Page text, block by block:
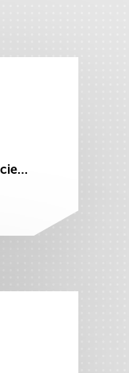
linnea.borgstrom@dalarnasciencepark.se